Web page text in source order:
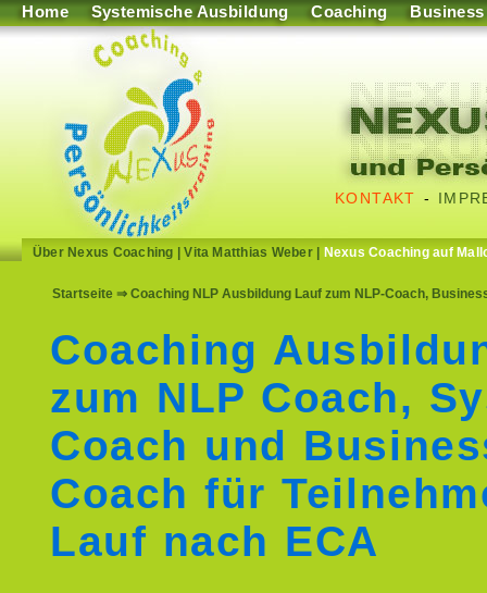
Home Systemische Ausbildung Coaching Business
KONTAKT -
Über Nexus Coaching |Vita Matthias Weber| Nexus Coaching auf
Startseite ⇒ Coaching NLP Ausbildung Lauf zum NLP-Coach,
Coaching
zum NLP Coach,
Coach und
Coach für
Lauf nach ECA